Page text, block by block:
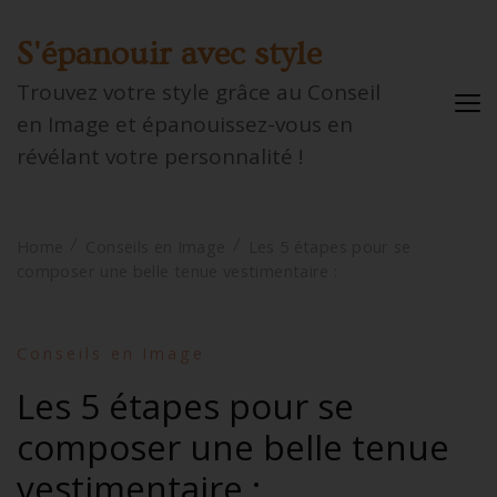
S'épanouir avec style
Trouvez votre style grâce au Conseil
en Image et épanouissez-vous en
révélant votre personnalité !
Conseils en Image
Les 5 étapes pour se
composer une belle tenue